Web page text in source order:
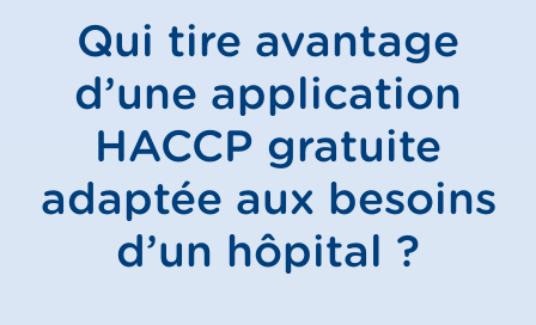
Qui tire avantage
d’une application
HACCP gratuite
adaptée aux besoins
d’un hôpital ?